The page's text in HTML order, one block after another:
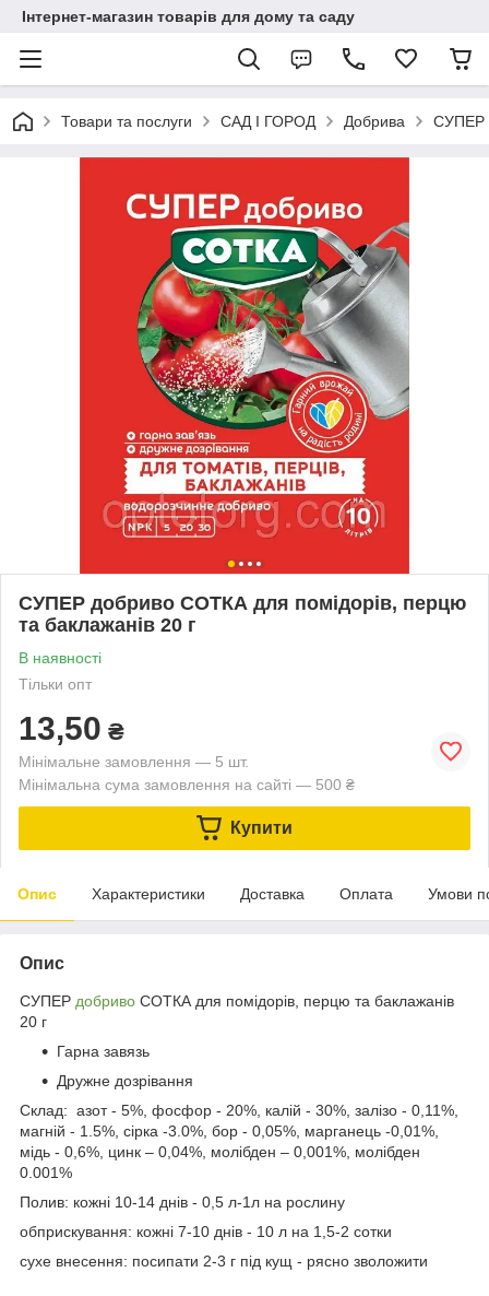
Інтернет-магазин товарів для дому та саду
Товари та послуги САД І ГОРОД Добрива СУПЕР
СУПЕР добриво СОТКА для помідорів, перцю
та баклажанів 20 г
В наявності
Тільки опт
13,50 ₴
Мінімальне замовлення — 5 шт.
Мінімальна сума замовлення на сайті — 500 ₴
Купити
Опис Характеристики Доставка Оплата Умови
Опис
СУПЕР добриво СОТКА для помідорів, перцю та баклажанів
20 г
Гарна завязь
Дружне дозрівання
Склад: азот - 5%, фосфор - 20%, калій - 30%, залізо - 0,11%,
магній - 1.5%, сірка -3.0%, бор - 0,05%, марганець -0,01%,
мідь - 0,6%, цинк – 0,04%, молібден – 0,001%, молібден
0.001%
Полив: кожні 10-14 днів - 0,5 л-1л на рослину
обприскування: кожні 7-10 днів - 10 л на 1,5-2 сотки
сухе внесення: посипати 2-3 г під кущ - рясно зволожити